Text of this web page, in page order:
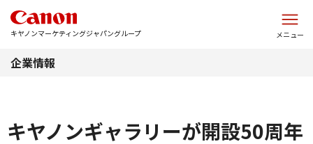
キヤノンマーケティングジャパングループ メニュー
企業情報
キヤノンギャラリーが開設50周年